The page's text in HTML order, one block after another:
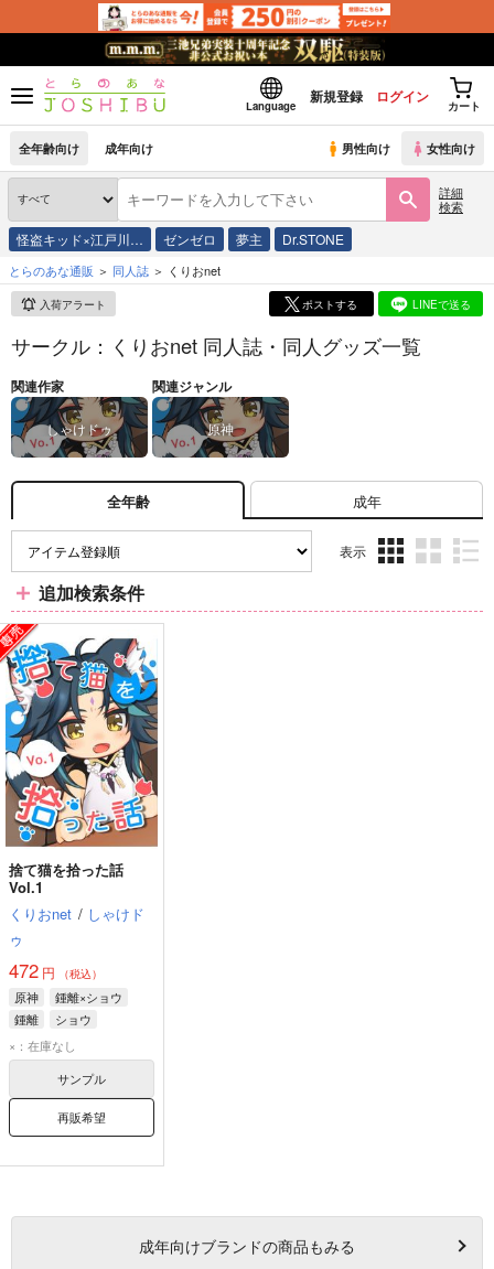
Language
新規登録 ログイン
カート
全年齢向け 成年向け 男性向け 女性向け
詳細
検索
怪盗キッド×江戸川… ゼンゼロ 夢主 Dr.STONE
とらのあな通販 同人誌 くりおnet
入荷アラート ポストする LINEで送る
サークル：くりおnet 同人誌・同人グッズ一覧
関連作家
しゃけドゥ
関連ジャンル
原神
全年齢 成年
表示
ム
ム
ム
追加検索条件
捨て猫を拾った話
Vol.1
くりおnet / しゃけド
ゥ
472 円 （税込）
原神
鍾離×ショウ
鍾離
ショウ
×：在庫なし
サンプル
再販希望
成年向けブランドの商品もみる